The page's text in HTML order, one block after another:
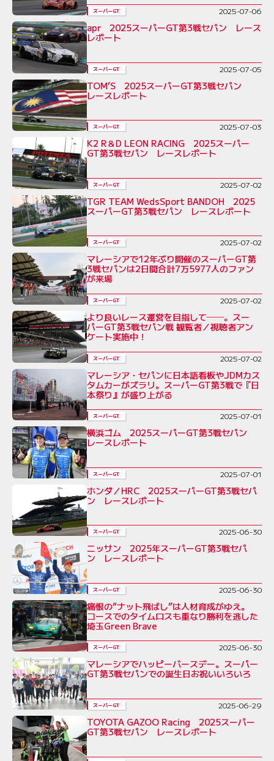
スーパーGT 2025-07-06
apr 2025スーパーGT第3戦セパン レース
レポート
スーパーGT 2025-07-05
TOM’S 2025スーパーGT第3戦セパン
レースレポート
スーパーGT 2025-07-03
K2 R＆D LEON RACING 2025スーパー
GT第3戦セパン レースレポート
スーパーGT 2025-07-02
TGR TEAM WedsSport BANDOH 2025
スーパーGT第3戦セパン レースレポート
スーパーGT 2025-07-02
マレーシアで12年ぶり開催のスーパーGT第
3戦セパンは2日間合計7万5977人のファン
が来場
スーパーGT 2025-07-02
より良いレース運営を目指して──。スー
パーGT第3戦セパン戦 観覧者／視聴者アン
ケート実施中！
スーパーGT 2025-07-02
マレーシア・セパンに日本語看板やJDMカス
タムカーがズラリ。スーパーGT第3戦で『日
本祭り』が盛り上がる
スーパーGT 2025-07-01
横浜ゴム 2025スーパーGT第3戦セパン
レースレポート
スーパーGT 2025-07-01
ホンダ／HRC 2025スーパーGT第3戦セパ
ン レースレポート
スーパーGT 2025-06-30
ニッサン 2025年スーパーGT第3戦セパ
ン レースレポート
スーパーGT 2025-06-30
痛恨の“ナット飛ばし”は人材育成がゆえ。
コースでのタイムロスも重なり勝利を逃した
埼玉Green Brave
スーパーGT 2025-06-30
マレーシアでハッピーバースデー。スーパー
GT第3戦セパンでの誕生日お祝いいろいろ
スーパーGT 2025-06-29
TOYOTA GAZOO Racing 2025スーパー
GT第3戦セパン レースレポート